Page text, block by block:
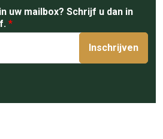
uw mailbox? Schrijf u dan in
*
Inschrijven